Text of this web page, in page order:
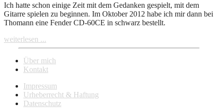
Ich hatte schon einige Zeit mit dem Gedanken gespielt, mit dem
Gitarre spielen zu beginnen. Im Oktober 2012 habe ich mir dann bei
Thomann eine Fender CD-60CE in schwarz bestellt.
weiterlesen ...
Über mich
Kontakt
Impressum
Urheberrecht & Haftung
Datenschutz